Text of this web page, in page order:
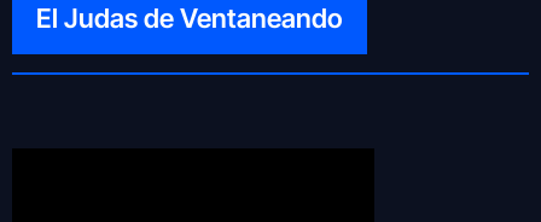
El Judas de Ventaneando